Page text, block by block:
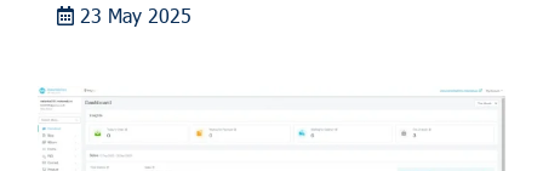
23 May 2025